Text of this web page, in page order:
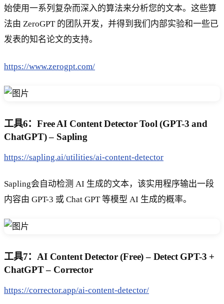
始使用一系列复杂而深入的算法来分析您的文本。这些算
法由 ZeroGPT 的团队开发，并得到我们内部实验和一些已
发表的知名论文的支持。
https://www.zerogpt.com/
工具6：Free AI Content Detector Tool (GPT-3 and
ChatGPT) – Sapling
https://sapling.ai/utilities/ai-content-detector
Sapling会自动检测 AI 生成的文本，该实用程序输出一段
内容由 GPT-3 或 Chat GPT 等模型 AI 生成的概率。
工具7：AI Content Detector (Free) – Detect GPT-3 +
ChatGPT – Corrector
https://corrector.app/ai-content-detector/